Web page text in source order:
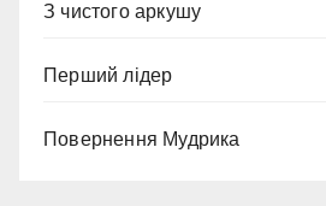
З чистого аркушу
Перший лідер
Повернення Мудрика